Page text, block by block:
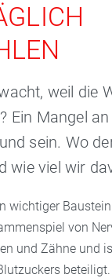
weil die
Ein Mangel
sein. Wo
wie viel wir
wichtiger
von
und Zähne und